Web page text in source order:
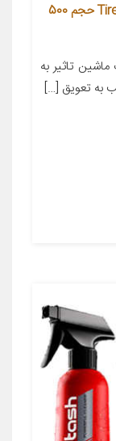
ژل براق کننده لاستیک خودرو پاور مدل Tire Gel حجم 500
تاثیر به
به تعویق […]